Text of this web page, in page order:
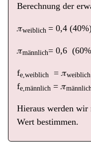
Berechnung der
𝜋weiblich = 0,4
𝜋männlich= 0,6
fe,weiblich = 𝜋weiblich
fe,männlich = 𝜋männlich
Hieraus werden wir
Wert bestimmen.